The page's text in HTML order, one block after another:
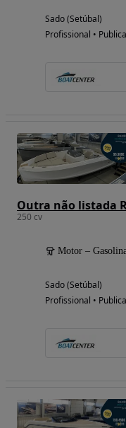
Sado (Setúbal)
Profissional •
Outra não listada
250 cv
Motor –
Sado (Setúbal)
Profissional •